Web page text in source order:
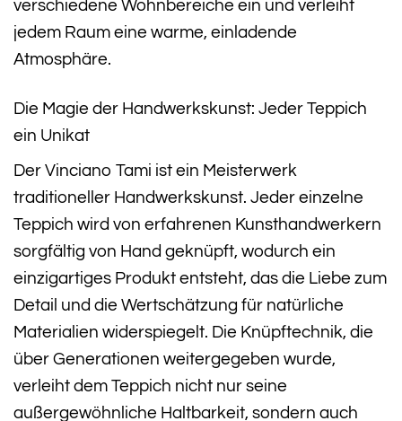
verschiedene Wohnbereiche ein und verleiht
jedem Raum eine warme, einladende
Atmosphäre.
Die Magie der Handwerkskunst: Jeder Teppich
ein Unikat
Der Vinciano Tami ist ein Meisterwerk
traditioneller Handwerkskunst. Jeder einzelne
Teppich wird von erfahrenen Kunsthandwerkern
sorgfältig von Hand geknüpft, wodurch ein
einzigartiges Produkt entsteht, das die Liebe zum
Detail und die Wertschätzung für natürliche
Materialien widerspiegelt. Die Knüpftechnik, die
über Generationen weitergegeben wurde,
verleiht dem Teppich nicht nur seine
außergewöhnliche Haltbarkeit, sondern auch